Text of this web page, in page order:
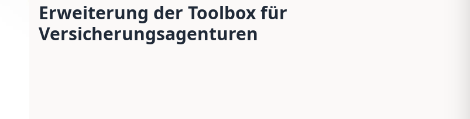
Erweiterung der Toolbox für
Versicherungsagenturen